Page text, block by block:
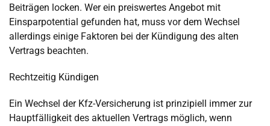
Beiträgen locken. Wer ein preiswertes Angebot mit
Einsparpotential gefunden hat, muss vor dem Wechsel
allerdings einige Faktoren bei der Kündigung des alten
Vertrags beachten.
Rechtzeitig Kündigen
Ein Wechsel der Kfz-Versicherung ist prinzipiell immer zur
Hauptfälligkeit des aktuellen Vertrags möglich, wenn